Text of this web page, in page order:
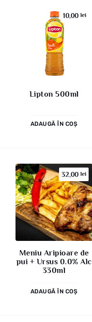
10,00lei
Lipton 500ml
ADAUGĂ ÎN COȘ
32,00lei
Meniu Aripioare de
pui + Ursus 0.0% Alc
330ml
ADAUGĂ ÎN COȘ